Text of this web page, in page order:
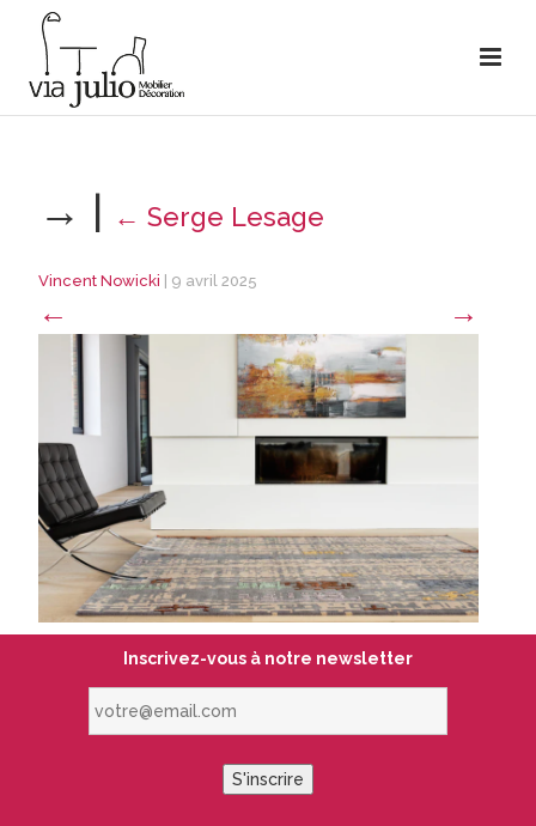
→ | ← Serge Lesage
Vincent Nowicki 9 avril 2025
← →
Inscrivez-vous à notre newsletter
S'inscrire